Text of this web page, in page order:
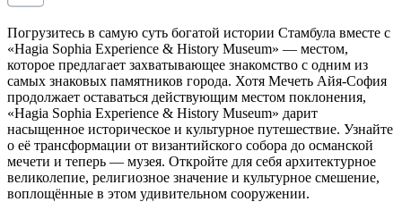
Погрузитесь в самую суть богатой истории Стамбула вместе с
«Hagia Sophia Experience & History Museum» — местом,
которое предлагает захватывающее знакомство с одним из
самых знаковых памятников города. Хотя Мечеть Айя-София
продолжает оставаться действующим местом поклонения,
«Hagia Sophia Experience & History Museum» дарит
насыщенное историческое и культурное путешествие. Узнайте
о её трансформации от византийского собора до османской
мечети и теперь — музея. Откройте для себя архитектурное
великолепие, религиозное значение и культурное смешение,
воплощённые в этом удивительном сооружении.